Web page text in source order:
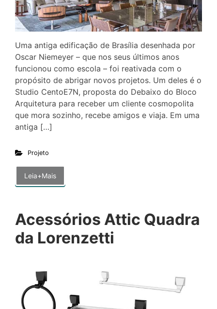
Uma antiga edificação de Brasília desenhada por
Oscar Niemeyer – que nos seus últimos anos
funcionou como escola – foi reativada com o
propósito de abrigar novos projetos. Um deles é o
Studio CentoE7N, proposta do Debaixo do Bloco
Arquitetura para receber um cliente cosmopolita
que mora sozinho, recebe amigos e viaja. Em uma
antiga […]
Projeto
Leia+Mais
Acessórios Attic Quadra
da Lorenzetti